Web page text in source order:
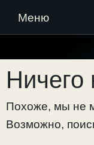
Меню
к
содержимому
Ничего
Похоже, мы не
Возможно,